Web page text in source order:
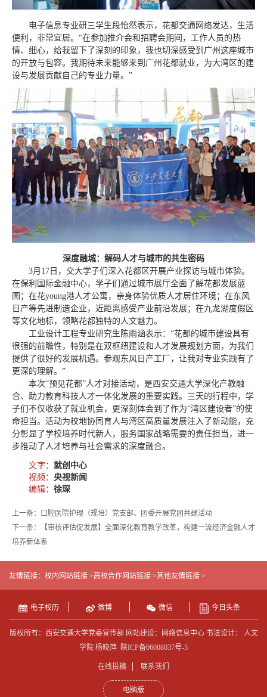
电子信息专业研三学生段怡然表示，花都交通网络发达，生活
便利，非常宜居。“在参加推介会和招聘会期间，工作人员的热
情、细心，给我留下了深刻的印象，我也切深感受到广州这座城市
的开放与包容。我期待未来能够来到广州花都就业，为大湾区的建
设与发展贡献自己的专业力量。”
深度融城：解码人才与城市的共生密码
3月17日，交大学子们深入花都区开展产业探访与城市体验。
在保利国际金融中心，学子们通过城市展厅全面了解花都发展蓝
图；在花young港人才公寓，亲身体验优质人才居住环境；在东风
日产等先进制造企业，近距离感受产业前沿发展；在九龙湖度假区
等文化地标，领略花都独特的人文魅力。
工业设计工程专业研究生陈雨涵表示：“花都的城市建设具有
很强的前瞻性，特别是在双枢纽建设和人才发展规划方面，为我们
提供了很好的发展机遇。参观东风日产工厂，让我对专业实践有了
更深的理解。”
本次“预见花都”人才对接活动，是西安交通大学深化产教融
合、助力教育科技人才一体化发展的重要实践。三天的行程中，学
子们不仅收获了就业机会，更深刻体会到了作为“湾区建设者”的使
命担当。活动为校地协同育人与湾区高质量发展注入了新动能，充
分彰显了学校培养时代新人，服务国家战略需要的责任担当，进一
步推动了人才培养与社会需求的深度融合。
文字： 就创中心
视频： 央视新闻
编辑： 徐琛
上一条：口腔医院护理（规培）党支部、团委开展党团共建活动
下一条：【审核评估促发展】全面深化教育教学改革，构建一流经济金融人才
培养新体系
友情链接： 校内网站链接 >高校合作网站链接 >其他友情链接 >
电子校历 微博 微信 今日头条
版权所有：西安交通大学党委宣传部 网站建设：网络信息中心 书法设计： 人文
学院 杨晓萍 陕ICP备06008037号-5
在线投稿 联系我们
电脑版